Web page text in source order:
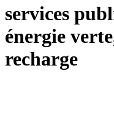
services
énergie
recharge